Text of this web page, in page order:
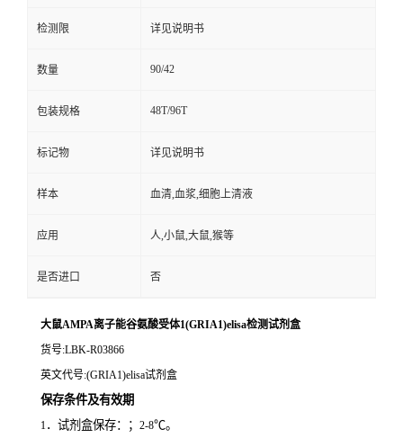
检测限 详见说明书
数量 90/42
包装规格 48T/96T
标记物 详见说明书
样本 血清,血浆,细胞上清液
应用 人,小鼠,大鼠,猴等
是否进口 否
大鼠AMPA离子能谷氨酸受体1(GRIA1)elisa检测试剂盒
货号:LBK-R03866
英文代号:(GRIA1)elisa试剂盒
保存条件及有效期
1．试剂盒保存：； 2-8℃。